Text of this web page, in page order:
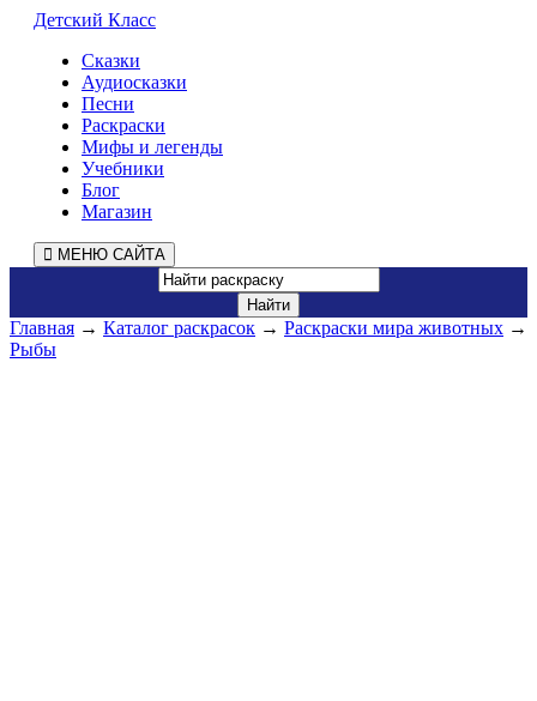
Детский Класс
Сказки
Аудиосказки
Песни
Раскраски
Мифы и легенды
Учебники
Блог
Магазин
МЕНЮ САЙТА
Главная → Каталог раскрасок → Раскраски мира животных →
Рыбы